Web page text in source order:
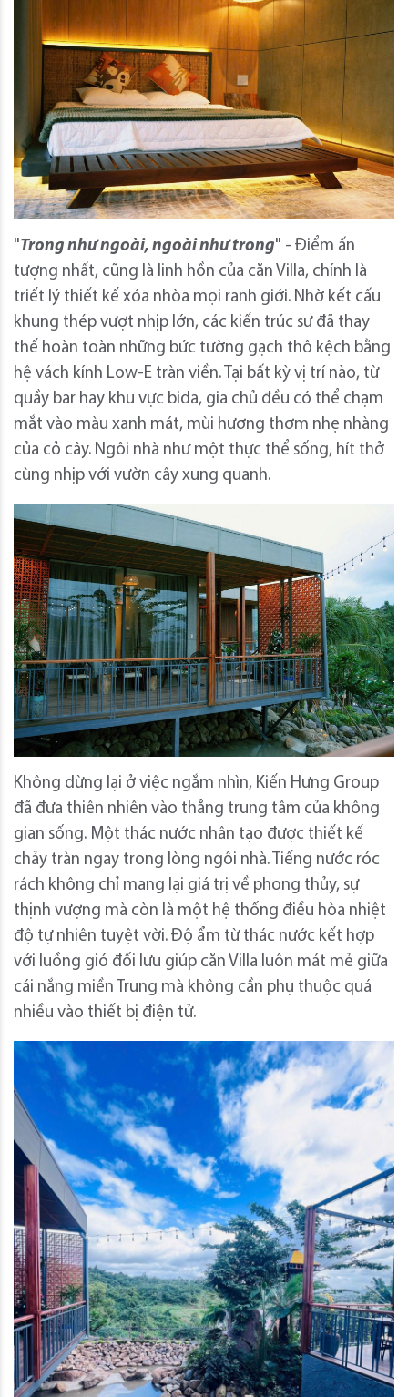
"Trong như ngoài, ngoài như trong" - Điểm ấn
tượng nhất, cũng là linh hồn của căn Villa, chính là
triết lý thiết kế xóa nhòa mọi ranh giới. Nhờ kết cấu
khung thép vượt nhịp lớn, các kiến trúc sư đã thay
thế hoàn toàn những bức tường gạch thô kệch bằng
hệ vách kính Low-E tràn viền. Tại bất kỳ vị trí nào, từ
quầy bar hay khu vực bida, gia chủ đều có thể chạm
mắt vào màu xanh mát, mùi hương thơm nhẹ nhàng
của cỏ cây. Ngôi nhà như một thực thể sống, hít thở
cùng nhịp với vườn cây xung quanh.
Không dừng lại ở việc ngắm nhìn, Kiến Hưng Group
đã đưa thiên nhiên vào thẳng trung tâm của không
gian sống. Một thác nước nhân tạo được thiết kế
chảy tràn ngay trong lòng ngôi nhà. Tiếng nước róc
rách không chỉ mang lại giá trị về phong thủy, sự
thịnh vượng mà còn là một hệ thống điều hòa nhiệt
độ tự nhiên tuyệt vời. Độ ẩm từ thác nước kết hợp
với luồng gió đối lưu giúp căn Villa luôn mát mẻ giữa
cái nắng miền Trung mà không cần phụ thuộc quá
nhiều vào thiết bị điện tử.